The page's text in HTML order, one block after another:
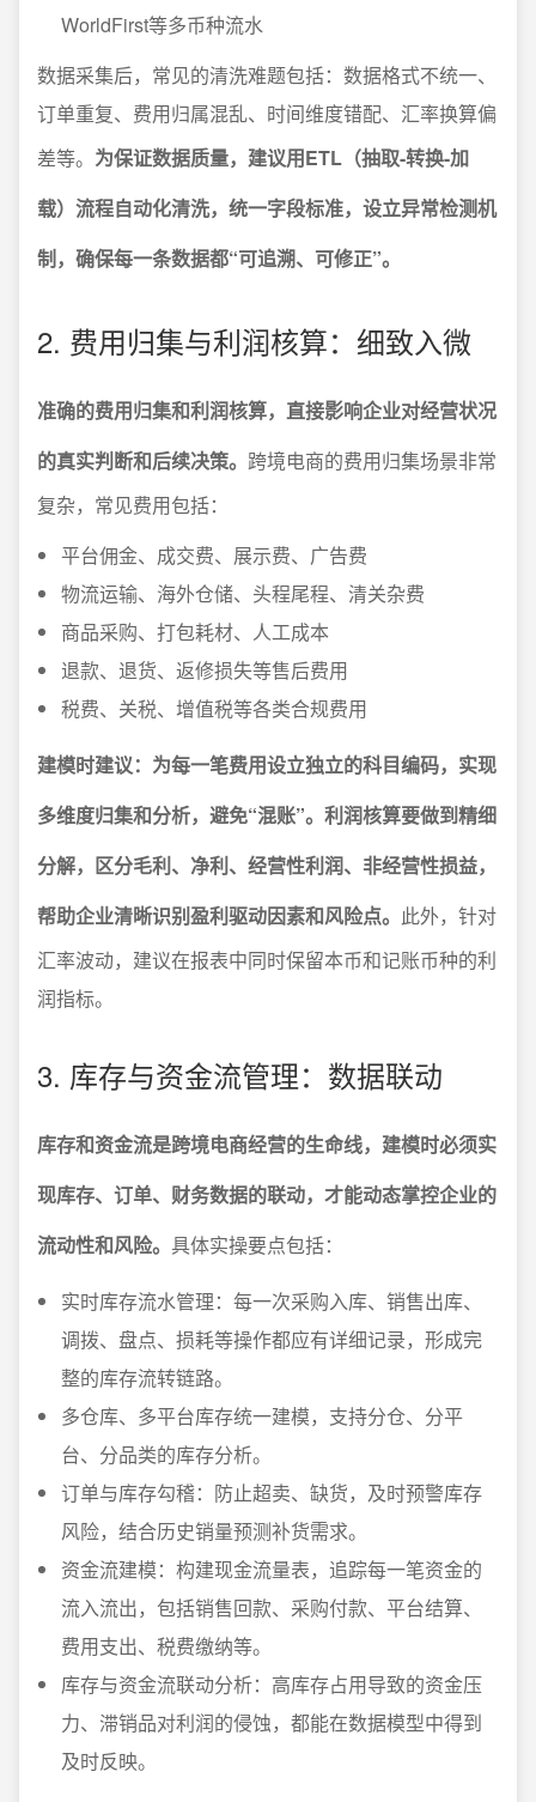
WorldFirst等多币种流水
数据采集后，常见的清洗难题包括：数据格式不统一、
订单重复、费用归属混乱、时间维度错配、汇率换算偏
差等。 为保证数据质量，建议用ETL（抽取-转换-加
载）流程自动化清洗，统一字段标准，设立异常检测机
制，确保每一条数据都“可追溯、可修正”。
2. 费用归集与利润核算：细致入微
准确的费用归集和利润核算，直接影响企业对经营状况
的真实判断和后续决策。 跨境电商的费用归集场景非常
复杂，常见费用包括：
平台佣金、成交费、展示费、广告费
物流运输、海外仓储、头程尾程、清关杂费
商品采购、打包耗材、人工成本
退款、退货、返修损失等售后费用
税费、关税、增值税等各类合规费用
建模时建议：为每一笔费用设立独立的科目编码，实现
多维度归集和分析，避免“混账”。利润核算要做到精细
分解，区分毛利、净利、经营性利润、非经营性损益，
帮助企业清晰识别盈利驱动因素和风险点。 此外，针对
汇率波动，建议在报表中同时保留本币和记账币种的利
润指标。
3. 库存与资金流管理：数据联动
库存和资金流是跨境电商经营的生命线，建模时必须实
现库存、订单、财务数据的联动，才能动态掌控企业的
流动性和风险。 具体实操要点包括：
实时库存流水管理：每一次采购入库、销售出库、
调拨、盘点、损耗等操作都应有详细记录，形成完
整的库存流转链路。
多仓库、多平台库存统一建模，支持分仓、分平
台、分品类的库存分析。
订单与库存勾稽：防止超卖、缺货，及时预警库存
风险，结合历史销量预测补货需求。
资金流建模：构建现金流量表，追踪每一笔资金的
流入流出，包括销售回款、采购付款、平台结算、
费用支出、税费缴纳等。
库存与资金流联动分析：高库存占用导致的资金压
力、滞销品对利润的侵蚀，都能在数据模型中得到
及时反映。